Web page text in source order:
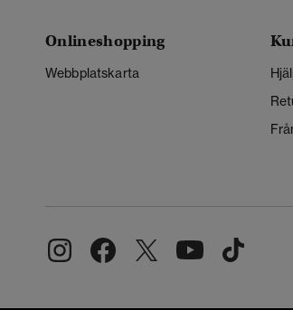
Onlineshopping
Webbplatskarta